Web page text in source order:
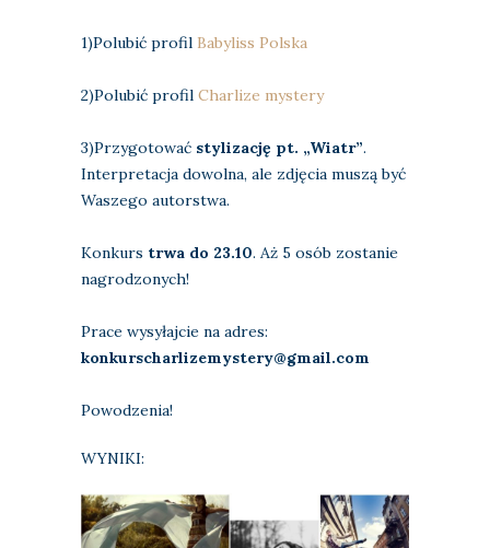
1)Polubić profil Babyliss Polska
2)Polubić profil Charlize mystery
3)Przygotować stylizację pt. „Wiatr”.
Interpretacja dowolna, ale zdjęcia muszą być
Waszego autorstwa.
Konkurs trwa do 23.10. Aż 5 osób zostanie
nagrodzonych!
Prace wysyłajcie na adres:
konkurscharlizemystery@gmail.com
Powodzenia!
WYNIKI: